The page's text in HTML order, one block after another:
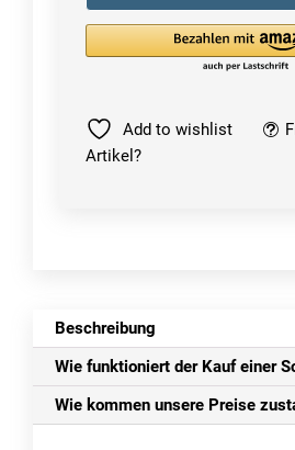
Standard
Menge
Add to wishlist
Artikel?
Beschreibung
Wie funktioniert der Kauf einer
Wie kommen unsere Preise